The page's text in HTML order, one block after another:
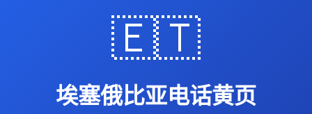
🇪🇹
埃塞俄比亚电话黄页